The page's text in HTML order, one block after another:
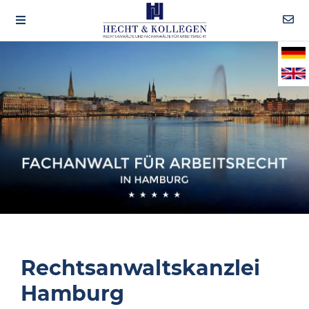
Rechtsanwaltskanzlei
Hamburg